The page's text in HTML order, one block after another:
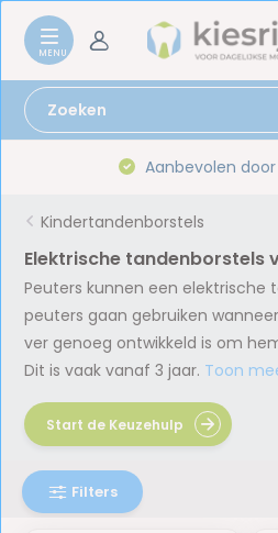
Aanbevolen door
Kindertandenborstels
Elektrische tandenborstels
Peuters kunnen een elektrische
peuters gaan gebruiken
ver genoeg ontwikkeld is om
Dit is vaak vanaf 3 jaar. Toon
Filters
Start de Keuzehulp